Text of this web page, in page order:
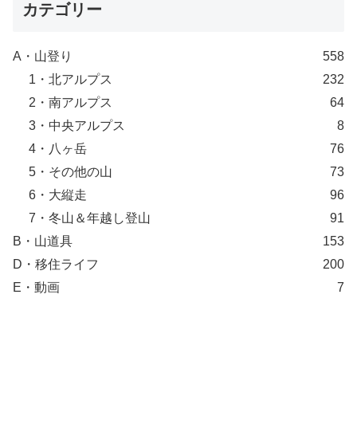
カテゴリー
A・山登り
558
1・北アルプス
232
2・南アルプス
64
3・中央アルプス
8
4・八ヶ岳
76
5・その他の山
73
6・大縦走
96
7・冬山＆年越し登山
91
B・山道具
153
D・移住ライフ
200
E・動画
7